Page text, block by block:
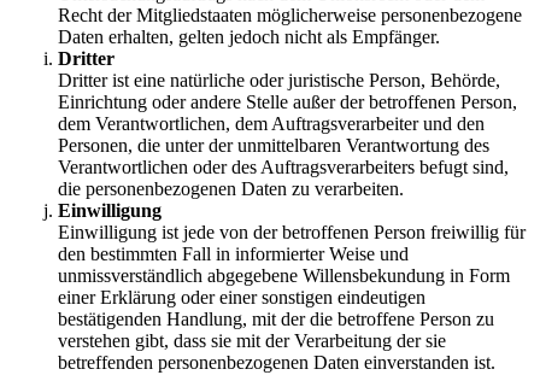
Recht der Mitgliedstaaten möglicherweise personenbezogene
Daten erhalten, gelten jedoch nicht als Empfänger.
Dritter
Dritter ist eine natürliche oder juristische Person, Behörde,
Einrichtung oder andere Stelle außer der betroffenen Person,
dem Verantwortlichen, dem Auftragsverarbeiter und den
Personen, die unter der unmittelbaren Verantwortung des
Verantwortlichen oder des Auftragsverarbeiters befugt sind,
die personenbezogenen Daten zu verarbeiten.
Einwilligung
Einwilligung ist jede von der betroffenen Person freiwillig für
den bestimmten Fall in informierter Weise und
unmissverständlich abgegebene Willensbekundung in Form
einer Erklärung oder einer sonstigen eindeutigen
bestätigenden Handlung, mit der die betroffene Person zu
verstehen gibt, dass sie mit der Verarbeitung der sie
betreffenden personenbezogenen Daten einverstanden ist.